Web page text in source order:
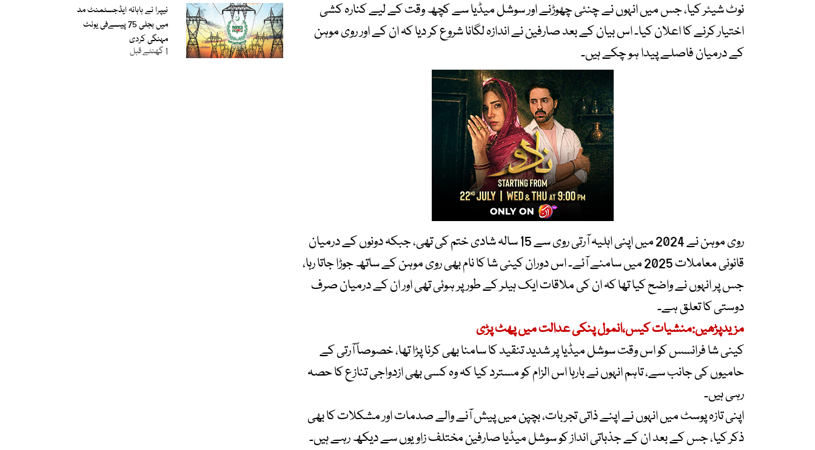
نوٹ شیئر کیا، جس میں انہوں نے چنئی چھوڑنے اور سوشل میڈیا سے کچھ وقت کے لیے کنارہ کشی
اختیار کرنے کا اعلان کیا۔ اس بیان کے بعد صارفین نے اندازہ لگانا شروع کر دیا کہ ان کے اور روی موہن
کے درمیان فاصلے پیدا ہو چکے ہیں۔
روی موہن نے 2024 میں اپنی اہلیہ آرتی روی سے 15 سالہ شادی ختم کی تھی، جبکہ دونوں کے درمیان
قانونی معاملات 2025 میں سامنے آئے۔ اس دوران کینی شا کا نام بھی روی موہن کے ساتھ جوڑا جاتا رہا،
جس پر انہوں نے واضح کیا تھا کہ ان کی ملاقات ایک ہیلر کے طور پر ہوئی تھی اور ان کے درمیان صرف
دوستی کا تعلق ہے۔
مزیدپڑھیں:منشیات کیس،انمول پنکی عدالت میں پھٹ پڑی
کینی شا فرانسس کو اس وقت سوشل میڈیا پر شدید تنقید کا سامنا بھی کرنا پڑا تھا، خصوصاً آرتی کے
حامیوں کی جانب سے، تاہم انہوں نے بارہا اس الزام کو مسترد کیا کہ وہ کسی بھی ازدواجی تنازع کا حصہ
رہی ہیں۔
اپنی تازہ پوسٹ میں انہوں نے اپنے ذاتی تجربات، بچپن میں پیش آنے والے صدمات اور مشکلات کا بھی
ذکر کیا، جس کے بعد ان کے جذباتی انداز کو سوشل میڈیا صارفین مختلف زاویوں سے دیکھ رہے ہیں۔
نیپرا نے ہاہانہ ایڈجسٹمنٹ مد
میں بجلی 75 پیسےفی یونٹ
مہنگی کردی
1 گھنٹے قبل